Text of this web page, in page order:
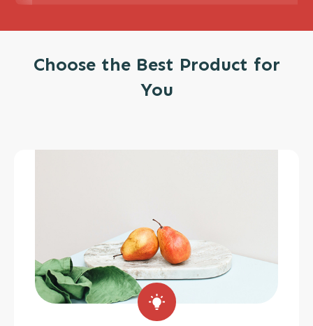
Choose the Best Product for
You